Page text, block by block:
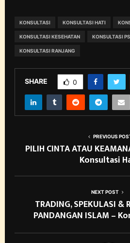
KONSULTASI KONSULTASI HATI
KONSULTASI KESEHATAN KONSULTASI
KONSULTASI RANJANG
SHARE 0
PREVIOUS
PILIH CINTA ATAU
Konsultasi
NEXT POST
TRADING, SPEKULASI &
PANDANGAN ISLAM –